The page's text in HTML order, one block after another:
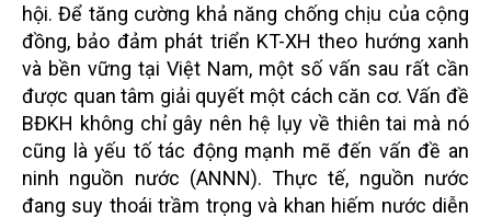
hội. Để tăng cường khả năng chống chịu của cộng
đồng, bảo đảm phát triển KT-XH theo hướng xanh
và bền vững tại Việt Nam, một số vấn sau rất cần
được quan tâm giải quyết một cách căn cơ. Vấn đề
BĐKH không chỉ gây nên hệ lụy về thiên tai mà nó
cũng là yếu tố tác động mạnh mẽ đến vấn đề an
ninh nguồn nước (ANNN). Thực tế, nguồn nước
đang suy thoái trầm trọng và khan hiếm nước diễn